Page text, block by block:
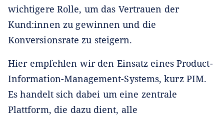
wichtigere Rolle, um das Vertrauen der
Kund:innen zu gewinnen und die
Konversionsrate zu steigern.
Hier empfehlen wir den Einsatz eines Product-
Information-Management-Systems, kurz PIM.
Es handelt sich dabei um eine zentrale
Plattform, die dazu dient, alle